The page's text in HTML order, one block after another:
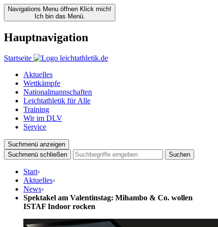
Navigations Menu öffnen Klick mich!
Ich bin das Menü.
Hauptnavigation
Startseite
Aktuelles
Wettkämpfe
Nationalmannschaften
Leichtathletik für Alle
Training
Wir im DLV
Service
Suchmenü anzeigen
Suchmenü schließen
Suchen
Start›
Aktuelles›
News›
Spektakel am Valentinstag: Mihambo & Co. wollen
ISTAF Indoor rocken